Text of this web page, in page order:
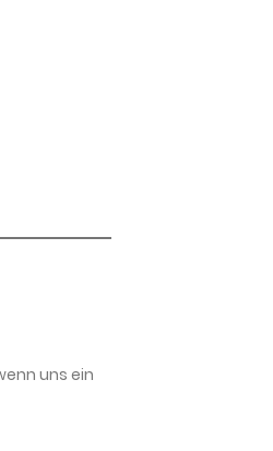
uns ein